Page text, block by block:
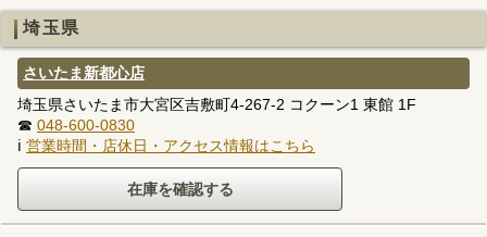
埼玉県
さいたま新都心店
埼玉県さいたま市大宮区吉敷町4-267-2 コクーン1 東館 1F
☎ 048-600-0830
ℹ 営業時間・店休日・アクセス情報はこちら